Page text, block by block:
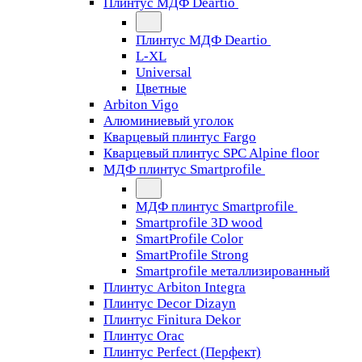
Плинтус МДФ Deartio
L-XL
Universal
Цветные
Arbiton Vigo
Алюминиевый уголок
Кварцевый плинтус Fargo
Кварцевый плинтус SPC Alpine floor
МДФ плинтус Smartprofile
МДФ плинтус Smartprofile
Smartprofile 3D wood
SmartProfile Color
SmartProfile Strong
Smartprofile металлизированный
Плинтус Arbiton Integra
Плинтус Decor Dizayn
Плинтус Finitura Dekor
Плинтус Orac
Плинтус Perfect (Перфект)